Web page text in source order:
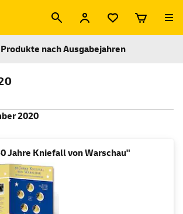
nach Ausgabejahren
2020
Jahre Kniefall von Warschau"